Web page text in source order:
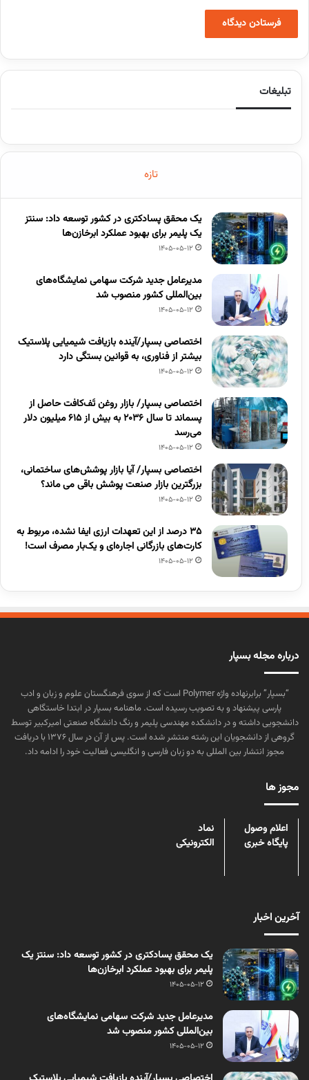
تبلیغات
تازه
یک محقق پسادکتری در کشور توسعه داد: سنتز
یک پلیمر برای بهبود عملکرد ابرخازن‌ها
1405-05-12
مدیرعامل جدید شرکت سهامی نمایشگاه‌های
بین‌المللی کشور منصوب شد
1405-05-12
اختصاصی بسپار/آینده بازیافت شیمیایی پلاستیک
بیشتر از فناوری، به قوانین بستگی دارد
1405-05-12
اختصاصی بسپار/ بازار روغن تَف‌کافت حاصل از
پسماند تا سال ۲۰۳۶ به بیش از ۶۱۵ میلیون دلار
می‌رسد
1405-05-12
اختصاصی بسپار/ آیا بازار پوشش‌های ساختمانی،
بزرگترین بازار صنعت پوشش باقی می ماند؟
1405-05-12
۳۵ درصد از این تعهدات ارزی ایفا نشده، مربوط به
کارت‌های بازرگانی اجاره‌ای و یک‌بار مصرف است!
1405-05-12
درباره مجله بسپار
“بسپار” برابرنهاده واژه Polymer است که از سوی فرهنگستان علوم و زبان و ادب
پارسی پیشنهاد و به تصویب رسیده است. ماهنامه بسپار در ابتدا خاستگاهی
دانشجویی داشته و در دانشکده مهندسی پلیمر و رنگ دانشگاه صنعتی امیرکبیر توسط
گروهی از دانشجویان این رشته منتشر شده است. پس از آن در سال ۱۳۷۶ با دریافت
مجوز انتشار بین المللی به دو زبان فارسی و انگلیسی فعالیت خود را ادامه داد.
مجوز ها
اعلام وصول
پایگاه خبری
نماد
الکترونیکی
آخرین اخبار
یک محقق پسادکتری در کشور توسعه داد: سنتز یک
پلیمر برای بهبود عملکرد ابرخازن‌ها
1405-05-12
مدیرعامل جدید شرکت سهامی نمایشگاه‌های
بین‌المللی کشور منصوب شد
1405-05-12